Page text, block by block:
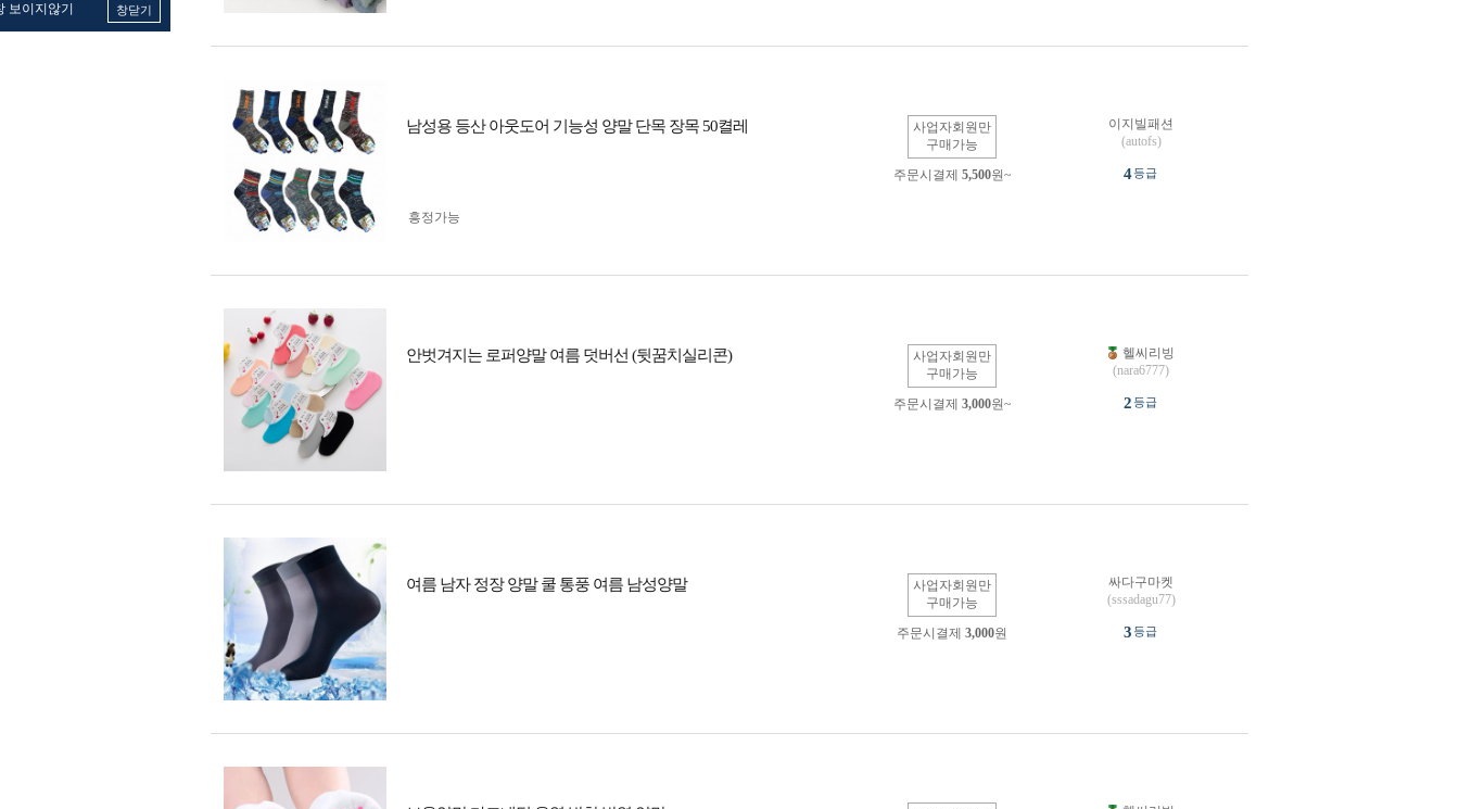
보이지않기 창닫기
남성용 등산 아웃도어 기능성 양말 단목 장목 50켤레
사업자회원만
구매가능
주문시결제 5,500원~
흥정가능
이지빌패션
(autofs)
4등급
안벗겨지는 로퍼양말 여름 덧버선 (뒷꿈치실리콘)
사업자회원만
구매가능
주문시결제 3,000원~
헬씨리빙
(nara6777)
2등급
여름 남자 정장 양말 쿨 통풍 여름 남성양말
사업자회원만
구매가능
주문시결제 3,000원
싸다구마켓
(sssadagu77)
3등급